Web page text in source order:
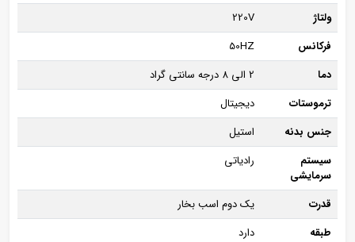
ولتاژ
220V
فرکانس
50HZ
دما
2 الی 8 درجه سانتی گراد
ترموستات
دیجیتال
جنس بدنه
استیل
سیستم
سرمایشی
رادیاتی
قدرت
یک دوم اسب بخار
طبقه
دارد